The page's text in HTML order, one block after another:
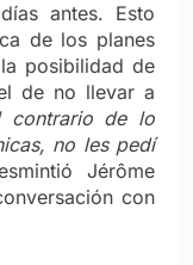
antes. Esto
de los planes
posibilidad de
de no llevar a
contrario de lo
no les pedí
Jérôme
con